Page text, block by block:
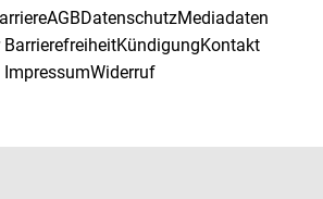
AGBDatenschutzMediadaten
KündigungKontakt
ImpressumWiderruf